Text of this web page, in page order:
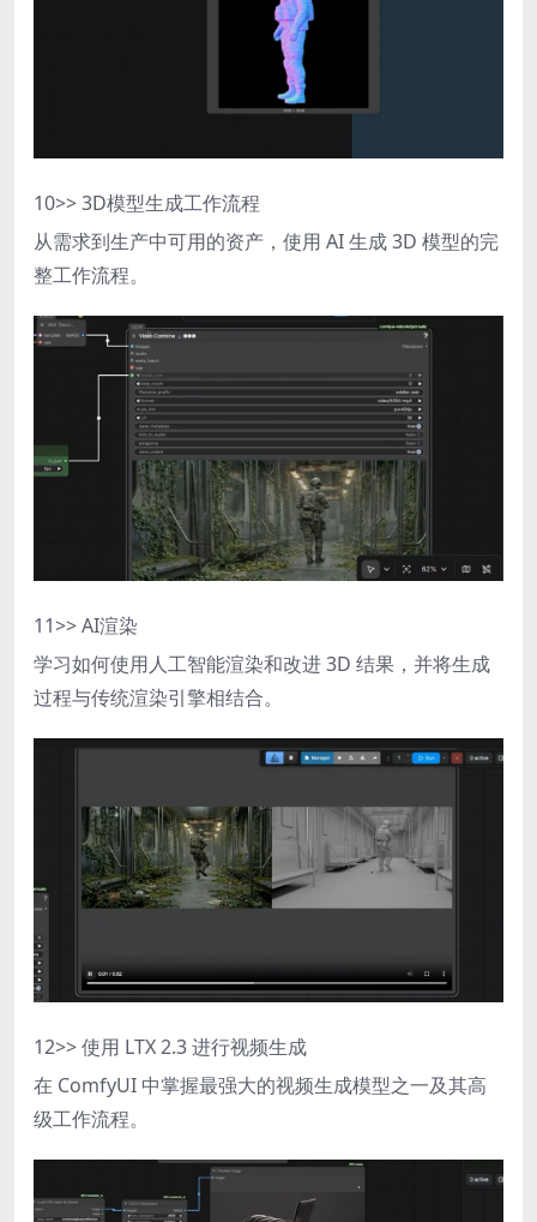
10>> 3D模型生成工作流程
从需求到生产中可用的资产，使用 AI 生成 3D 模型的完
整工作流程。
11>> AI渲染
学习如何使用人工智能渲染和改进 3D 结果，并将生成
过程与传统渲染引擎相结合。
12>> 使用 LTX 2.3 进行视频生成
在 ComfyUI 中掌握最强大的视频生成模型之一及其高
级工作流程。